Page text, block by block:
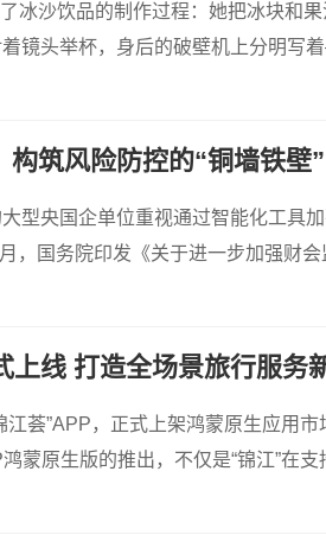
冰沙饮品的制作过程：她把冰块和
镜头举杯，身后的破壁机上分明写
筑风险防控的“铜墙铁壁”
型央国企单位重视通过智能化工具
，国务院印发《关于进一步加强财
上线 打造全场景旅行服务
荟”APP，正式上架鸿蒙原生应用
蒙原生版的推出，不仅是“锦江”在